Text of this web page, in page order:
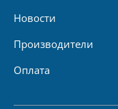
Новости
Производители
Оплата